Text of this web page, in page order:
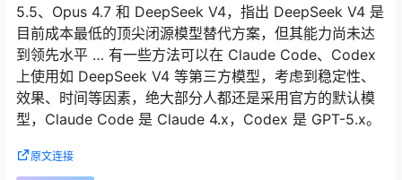
5.5、Opus 4.7 和 DeepSeek V4，指出 DeepSeek V4 是
目前成本最低的顶尖闭源模型替代方案，但其能力尚未达
到领先水平 … 有一些方法可以在 Claude Code、Codex
上使用如 DeepSeek V4 等第三方模型，考虑到稳定性、
效果、时间等因素，绝大部分人都还是采用官方的默认模
型，Claude Code 是 Claude 4.x，Codex 是 GPT-5.x。
原文连接